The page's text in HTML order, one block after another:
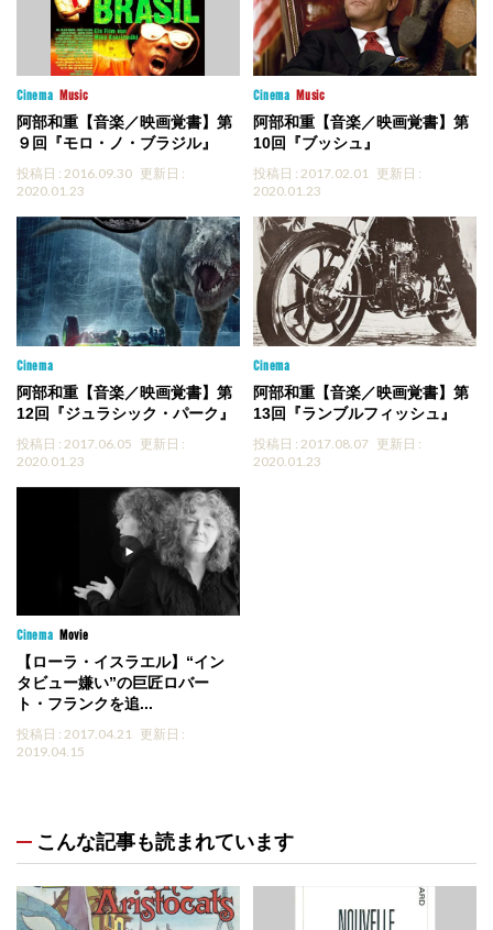
Cinema Music
阿部和重【音楽／映画覚書】第
９回『モロ・ノ・ブラジル』
投稿日 : 2016.09.30 更新日 :
2020.01.23
Cinema Music
阿部和重【音楽／映画覚書】第
10回『ブッシュ』
投稿日 : 2017.02.01 更新日 :
2020.01.23
Cinema
阿部和重【音楽／映画覚書】第
12回『ジュラシック・パーク』
投稿日 : 2017.06.05 更新日 :
2020.01.23
Cinema
阿部和重【音楽／映画覚書】第
13回『ランブルフィッシュ』
投稿日 : 2017.08.07 更新日 :
2020.01.23
Cinema Movie
【ローラ・イスラエル】“イン
タビュー嫌い”の巨匠ロバー
ト・フランクを追...
投稿日 : 2017.04.21 更新日 :
2019.04.15
こんな記事も読まれています